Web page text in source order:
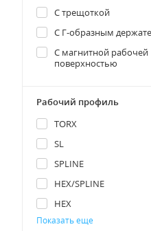
5,5
6
7
8
29
40
42
7-19
3
1
1.5
С трещоткой
С Г-образным
С магнитной рабочей
поверхностью
Рабочий профиль
TORX
SL
SPLINE
HEX/SPLINE
HEX
PHILLIPS
Показать еще